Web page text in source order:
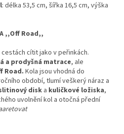
: délka 53,5 cm, šířka 16,5 cm, výška
,,Off Road,,
cítit jako v peřinkách.
a prodyšná matrace, ale
Road. Kola jsou vhodná do
období, tlumí veškerý náraz a
diska kuličkové ložiska,
uvolnění kol a otočná přední